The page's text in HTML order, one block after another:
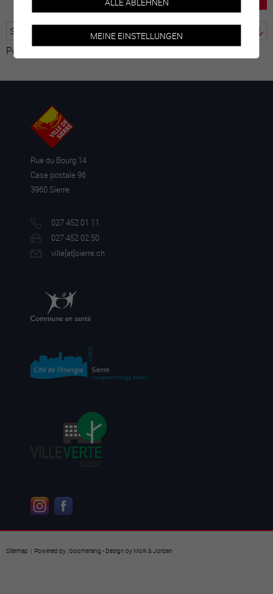
Powered by
Rue du Bourg 14
Case postale 96
3960 Sierre
027 452 01 11
027 452 02 50
ville[at]sierre.ch
Sitemap | Powered by/boomerang - Design by Molk & Jordan
MEINE EINSTELLUNGEN